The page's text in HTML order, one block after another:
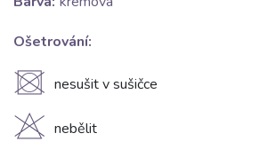
Ošetrování:
U nesušit v sušičce
H nebělit